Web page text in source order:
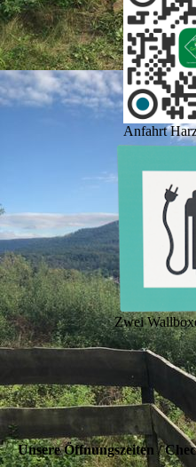
Anfahrt
Zwei
Unsere Öffnungszeiten /